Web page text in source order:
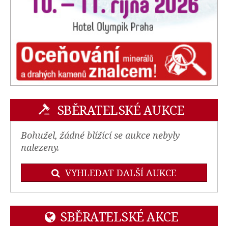
SBĚRATELSKÉ AUKCE
Bohužel, žádné blížící se aukce nebyly
nalezeny.
VYHLEDAT DALŠÍ AUKCE
SBĚRATELSKÉ AKCE